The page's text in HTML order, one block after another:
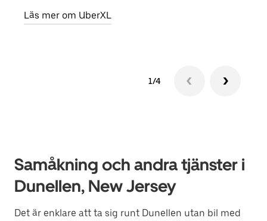
Läs mer om UberXL
1/4
Samåkning och andra tjänster i
Dunellen, New Jersey
Det är enklare att ta sig runt Dunellen utan bil med